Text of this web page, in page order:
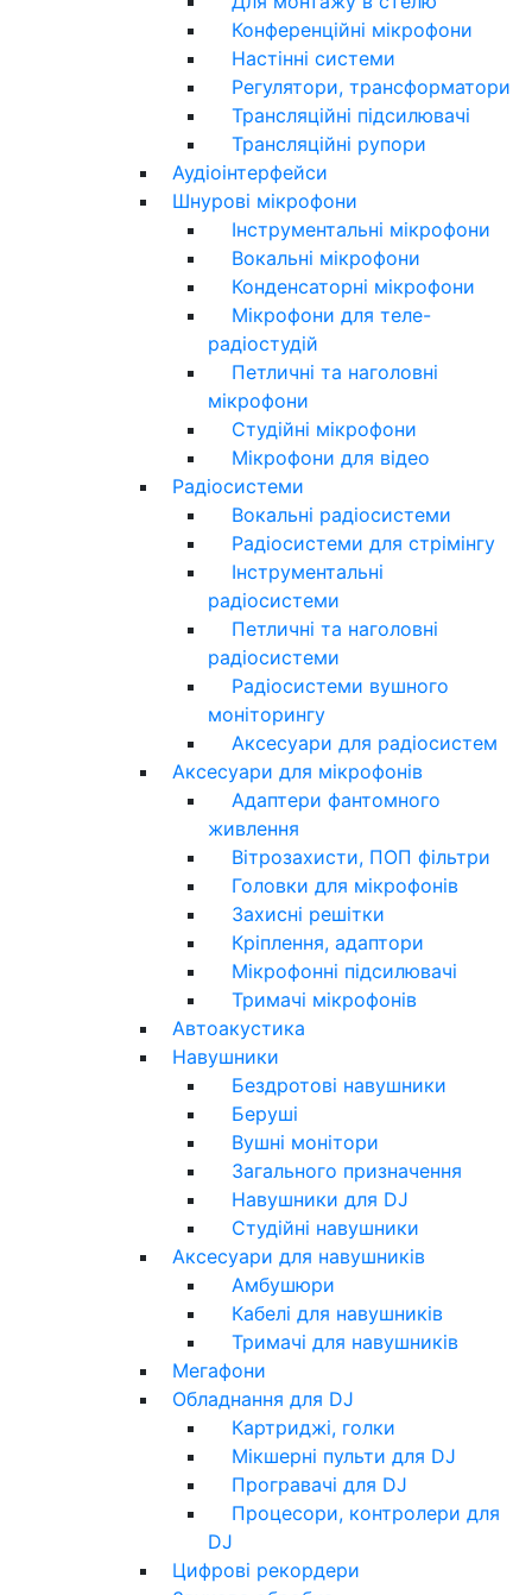
Конференційні мікрофони
Настінні системи
Регулятори, трансформатори
Трансляційні підсилювачі
Трансляційні рупори
Аудіоінтерфейси
Шнурові мікрофони
Інструментальні мікрофони
Вокальні мікрофони
Конденсаторні мікрофони
Мікрофони для теле-
радіостудій
Петличні та наголовні
мікрофони
Студійні мікрофони
Мікрофони для відео
Радіосистеми
Вокальні радіосистеми
Радіосистеми для стрімінгу
Інструментальні
радіосистеми
Петличні та наголовні
радіосистеми
Радіосистеми вушного
моніторингу
Аксесуари для радіосистем
Аксесуари для мікрофонів
Адаптери фантомного
живлення
Вітрозахисти, ПОП фільтри
Головки для мікрофонів
Захисні решітки
Кріплення, адаптори
Мікрофонні підсилювачі
Тримачі мікрофонів
Автоакустика
Навушники
Бездротові навушники
Беруші
Вушні монітори
Загального призначення
Навушники для DJ
Студійні навушники
Аксесуари для навушників
Амбушюри
Кабелі для навушників
Тримачі для навушників
Мегафони
Обладнання для DJ
Картриджі, голки
Мікшерні пульти для DJ
Програвачі для DJ
Процесори, контролери для
DJ
Цифрові рекордери